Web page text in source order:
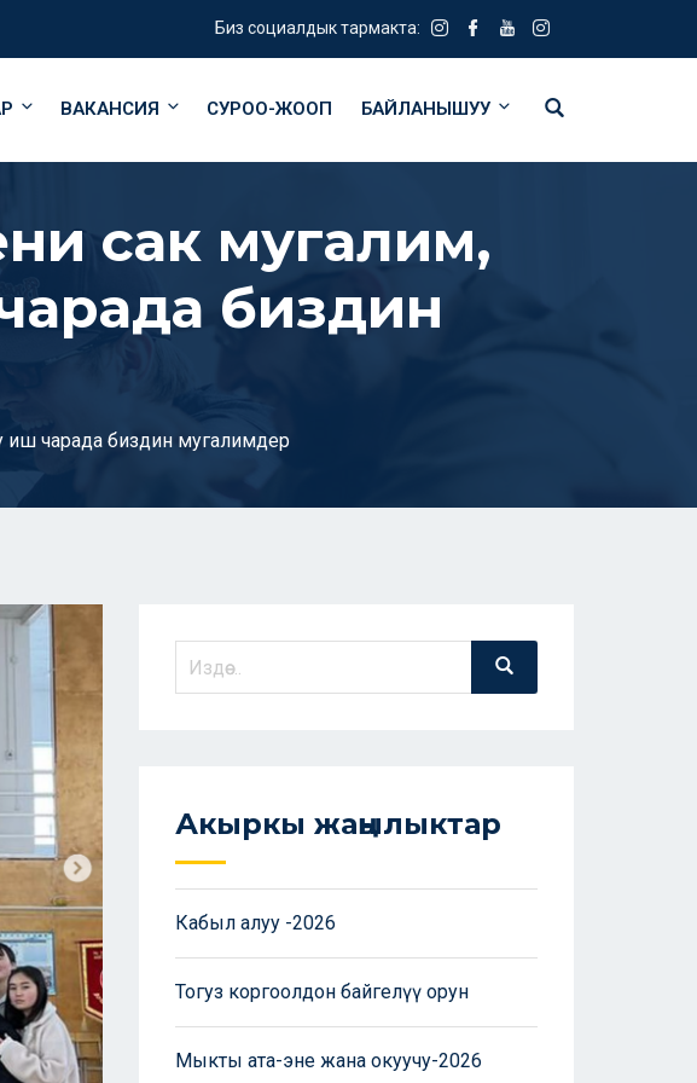
Биз социалдык тармакта:
ВАКАНСИЯ СУРОО-ЖООП БАЙЛАНЫШУУ
сак мугалим,
биздин
иш чарада биздин мугалимдер
Акыркы жаңылыктар
Кабыл алуу -2026
Тогуз коргоолдон байгелүү орун
Мыкты ата-эне жана окуучу-2026